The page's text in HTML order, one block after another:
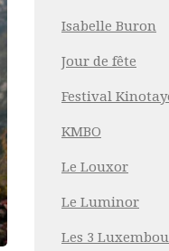
Isabelle Buron
Jour de fête
Festival
KMBO
Le Louxor
Le Luminor
Les 3